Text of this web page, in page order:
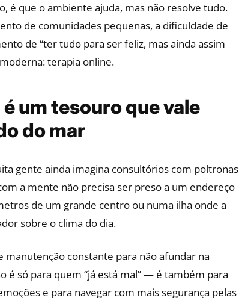
é que o ambiente ajuda, mas não resolve tudo.
de comunidades pequenas, a dificuldade de
de “ter tudo para ser feliz, mas ainda assim
terapia online.
um tesouro que vale
do mar
gente ainda imagina consultórios com poltronas
a mente não precisa ser preso a um endereço
de um grande centro ou numa ilha onde a
sobre o clima do dia.
constante para não afundar na
é só para quem “já está mal” — é também para
e para navegar com mais segurança pelas